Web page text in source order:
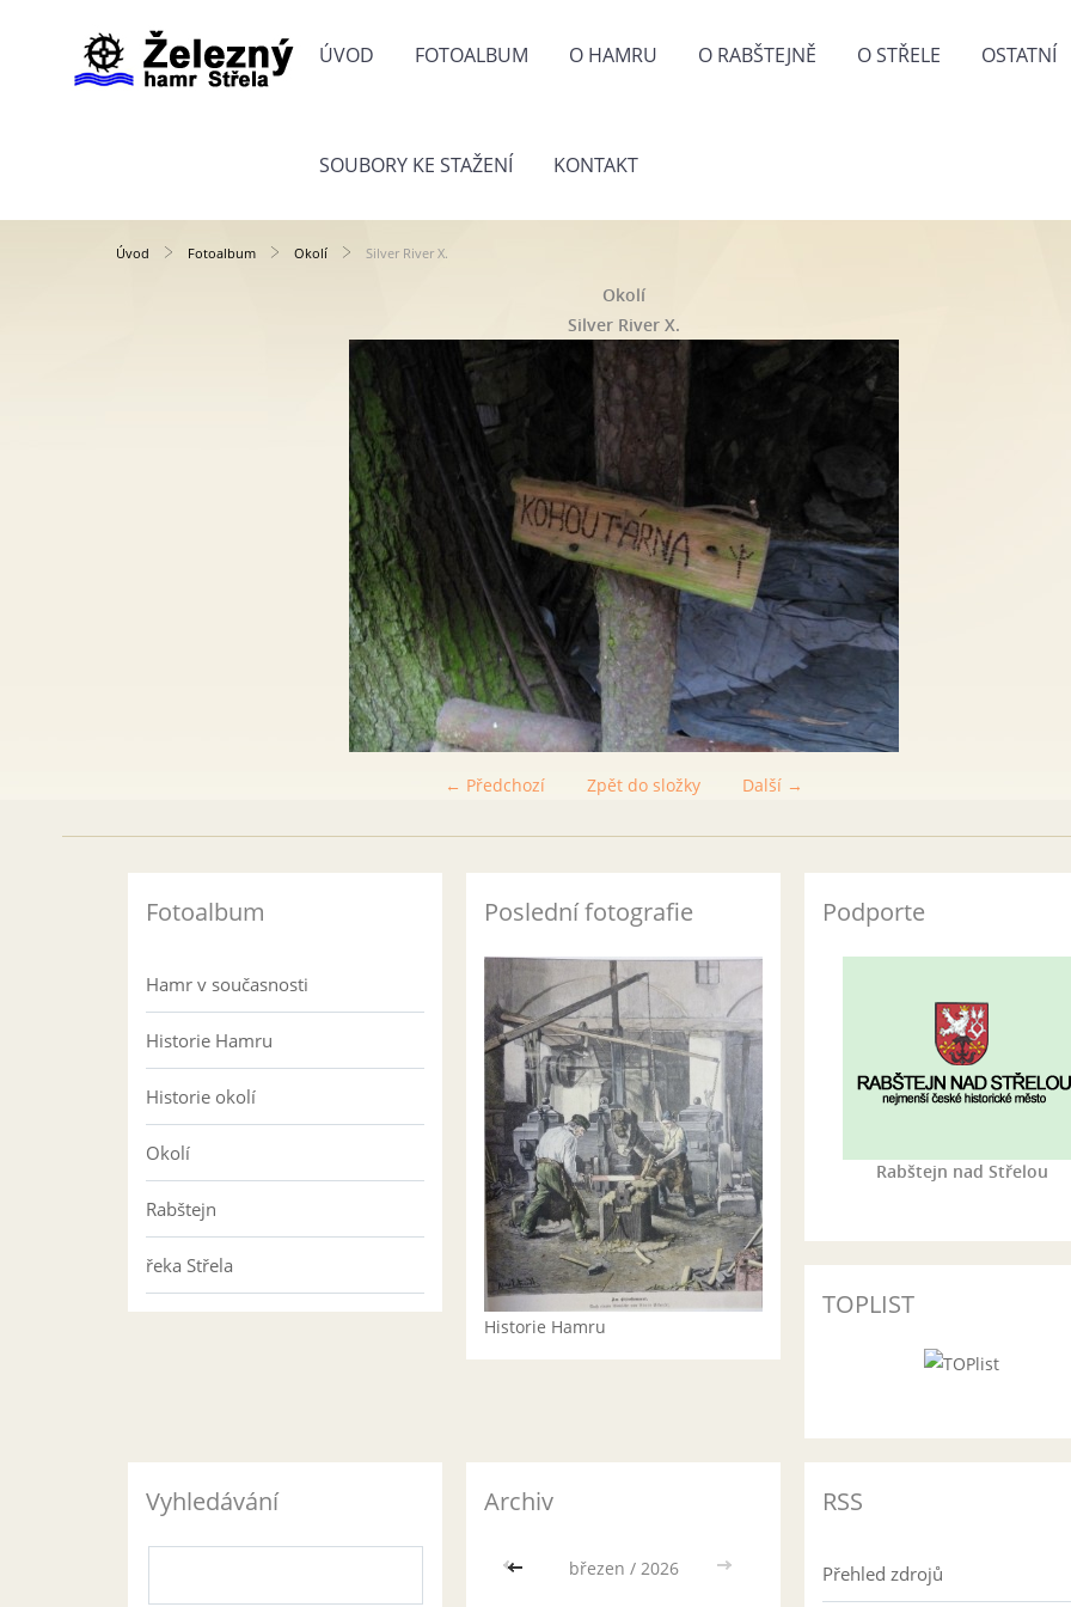
ÚVOD FOTOALBUM O HAMRU O RABŠTEJNĚ O STŘELE OSTATNÍ
SOUBORY KE STAŽENÍ KONTAKT
Úvod Fotoalbum Okolí Silver River X.
Okolí
Silver River X.
← Předchozí Další →
Zpět do složky
Fotoalbum
Hamr v současnosti
Historie Hamru
Historie okolí
Okolí
Rabštejn
řeka Střela
Poslední fotografie
Historie Hamru
Podporte
Rabštejn nad Střelou
TOPLIST
Vyhledávání Archiv
<< březen / 2026 >>
RSS
Přehled zdrojů